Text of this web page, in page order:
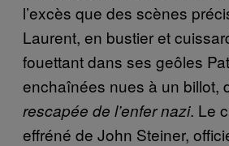
l’excès que des scènes
Laurent, en bustier et
fouettant dans ses geôles
enchaînées nues à un billot,
rescapée de l’enfer nazi. Le
effréné de John Steiner,